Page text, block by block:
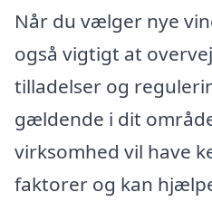
Når du vælger nye
også vigtigt at
tilladelser og
gældende i dit
virksomhed vil have
faktorer og kan